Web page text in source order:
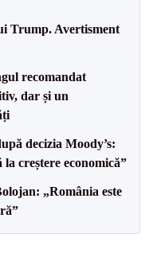
Trump. Avertisment
recomandat
dar și un
decizia Moody’s:
creștere economică”
„România este